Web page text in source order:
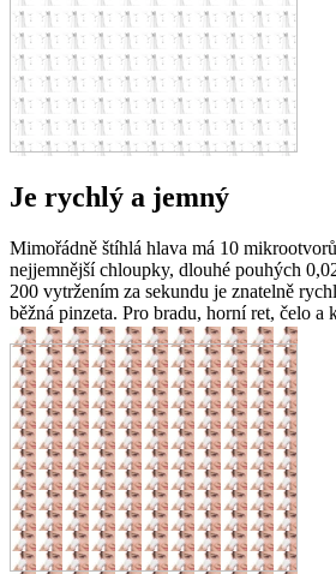
Je rychlý a jemný
Mimořádně štíhlá hlava má 10
nejjemnější chloupky, dlouhé pouhých
200 vytržením za sekundu je znatelně
běžná pinzeta. Pro bradu, horní ret, čelo a